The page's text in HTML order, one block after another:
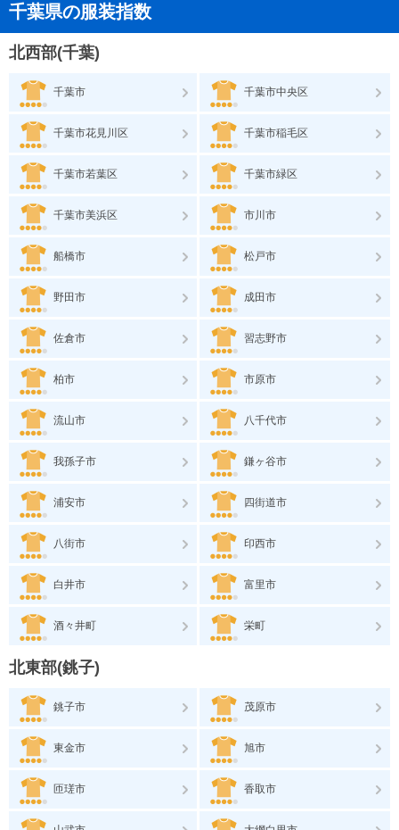
千葉県の服装指数
北西部(千葉)
千葉市 千葉市中央区
千葉市花見川区 千葉市稲毛区
千葉市若葉区 千葉市緑区
千葉市美浜区 市川市
船橋市 松戸市
野田市 成田市
佐倉市 習志野市
柏市 市原市
流山市 八千代市
我孫子市 鎌ヶ谷市
浦安市 四街道市
八街市 印西市
白井市 富里市
酒々井町 栄町
北東部(銚子)
銚子市 茂原市
東金市 旭市
匝瑳市 香取市